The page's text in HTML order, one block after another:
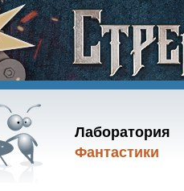
Лаборатория
Фантастики